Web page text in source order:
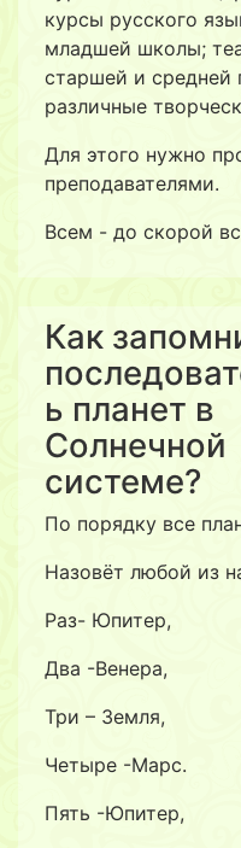
курсы русского
младшей школы;
старшей и средней
различные
Для этого нужно
преподавателями.
Всем - до скорой
Как
ь планет в
Солнечной
системе?
По порядку все
Назовёт любой из
Раз- Юпитер,
Два -Венера,
Три – Земля,
Четыре -Марс.
Пять -Юпитер,